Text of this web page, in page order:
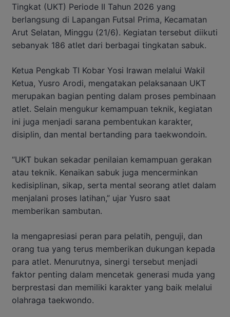
Tingkat (UKT) Periode II Tahun 2026 yang
berlangsung di Lapangan Futsal Prima, Kecamatan
Arut Selatan, Minggu (21/6). Kegiatan tersebut diikuti
sebanyak 186 atlet dari berbagai tingkatan sabuk.
Ketua Pengkab TI Kobar Yosi Irawan melalui Wakil
Ketua, Yusro Arodi, mengatakan pelaksanaan UKT
merupakan bagian penting dalam proses pembinaan
atlet. Selain mengukur kemampuan teknik, kegiatan
ini juga menjadi sarana pembentukan karakter,
disiplin, dan mental bertanding para taekwondoin.
“UKT bukan sekadar penilaian kemampuan gerakan
atau teknik. Kenaikan sabuk juga mencerminkan
kedisiplinan, sikap, serta mental seorang atlet dalam
menjalani proses latihan,” ujar Yusro saat
memberikan sambutan.
Ia mengapresiasi peran para pelatih, penguji, dan
orang tua yang terus memberikan dukungan kepada
para atlet. Menurutnya, sinergi tersebut menjadi
faktor penting dalam mencetak generasi muda yang
berprestasi dan memiliki karakter yang baik melalui
olahraga taekwondo.